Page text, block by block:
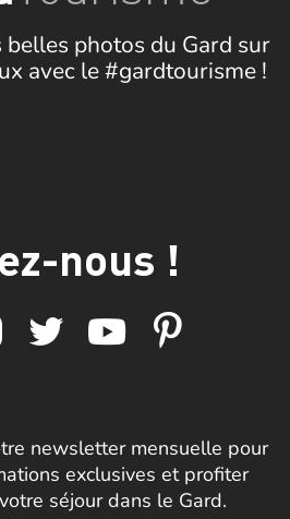
photos du Gard sur
avec le #gardtourisme !
nous !
newsletter mensuelle pour
exclusives et profiter
séjour dans le Gard.